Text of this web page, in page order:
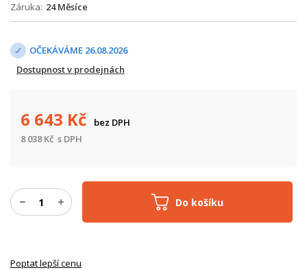
Záruka 24 Měsíce
OČEKÁVÁME 26.08.2026
Dostupnost v prodejnách
Do košíku
6 643 Kč
bez DPH
8 038Kč s DPH
Poptat lepší cenu